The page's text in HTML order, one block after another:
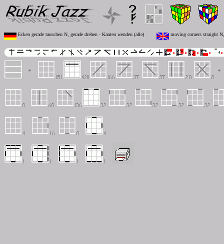
Ecken gerade tauschen N, gerade drehen - Kanten wenden (alle) moving corners straight